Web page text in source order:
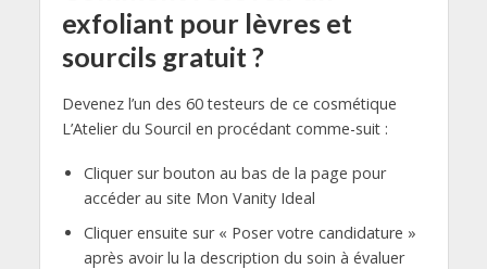
exfoliant pour lèvres et
sourcils gratuit ?
Devenez l’un des 60 testeurs de ce cosmétique
L’Atelier du Sourcil en procédant comme-suit :
Cliquer sur bouton au bas de la page pour
accéder au site Mon Vanity Ideal
Cliquer ensuite sur « Poser votre candidature »
après avoir lu la description du soin à évaluer